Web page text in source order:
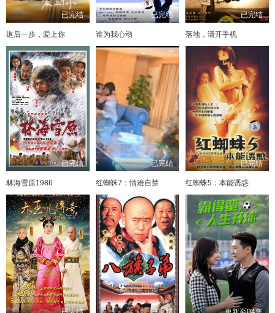
已完结
退后一步，爱上你
已完结
谁为我心动
已完结
落地，请开手机
已完结
林海雪原1986
已完结
红蜘蛛7：情难自禁
已完结
红蜘蛛5：本能诱惑